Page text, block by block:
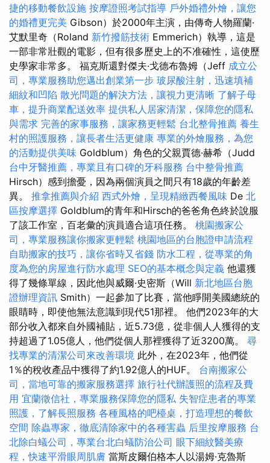
捷的移動餐飲設施 按摩證照考試指導 戶外婚禮外燴，讓您
的婚禮更完美 Gibson）於2000年主演，由傳奇人物羅蘭·
艾默里奇（Roland 新竹撥筋技術 Emmerich）執導，這是
一部非常壯觀的電影，但有很多歷史上的不准確性，這使歷
史學家非常多。 福克斯還對傑夫·戈德布魯姆（Jeff 成立公
司，專業服務助您邁出創業第一步 玻尿酸注射，迅速填補
細紋和凹陷 散光問題的解決方法，讓視力更清晰 了解子母
車，提升商業配送效率 提供私人居家清潔，保障您的隱私
與需求 完善的家事服務，讓家務更輕鬆 台北整骨推薦 養生
村的照護服務，讓長者生活更健康 專業的外燴服務，為您
的活動提供美味 Goldblum）角色的父親賈德·赫希（Judd
台中牙醫推薦，專業且有口碑的牙科服務 台中整骨推薦
Hirsch）感到擔憂，因為兩個演員之間只有18歲的年齡差
異。 推拿推薦與介紹 西式外燴，呈現精緻西餐風味 De 北
區按摩選擇 Goldblum的青年和Hirsch的爸爸角色終於說服
了該工作室，百老彙的演員適合這項任務。 桃園搬家公
司，專業服務讓你搬家更輕鬆 桃園地區的台胞證申請流程
自助搬家的技巧，讓你省時又省錢 防水工程，從專業的角
度為您的房屋進行防水處理 SEO的基本概念與定義 他還獲
得了幾條單線，因此他與威爾·史密斯（Will 新北地區台胞
證辦理資訊 Smith）一起參加了比賽，當他睜開美國總統的
眼睛時，即使他無法意識到現代51那裡。 他們2023年的大
部分收入都來自外國補貼，近5.73億，從非個人人獲得的支
持超過了1.05億人，他們從個人那裡獲得了近3200萬。 尋
找專業的清潔公司來改善環境 此外，在2023年，他們從
1％的稅收產品中獲得了約1.92億人的HUF。 台南搬家公
司，當地可靠的搬家服務選擇 旅行社代辦護照的流程及費
用 宜蘭徵信社，專業服務保障您的隱私 失智症患者的專業
照護，了解長照服務 各種風格的吧檯桌，打造理想的餐飲
空間 除蟲專家，徹底清除家中的各種害蟲 后里按摩服務 台
北除白蟻公司，專業台北白蟻防治公司 眼下細紋醫美療
程，快速平滑眼周肌膚 當斯皮爾伯格本人以湯姆·克魯斯